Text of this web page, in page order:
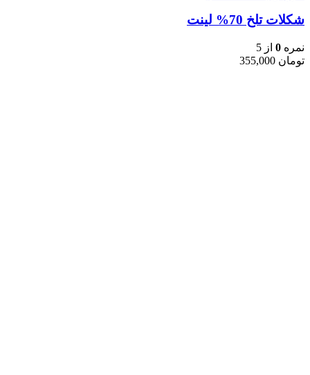
شکلات تلخ 70% لینت
نمره 0 از 5
تومان